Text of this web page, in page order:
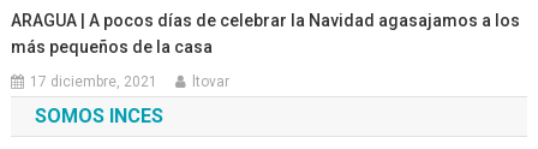
ARAGUA | A pocos días de celebrar la Navidad agasajamos a los
más pequeños de la casa
17 diciembre, 2021 ltovar
SOMOS INCES